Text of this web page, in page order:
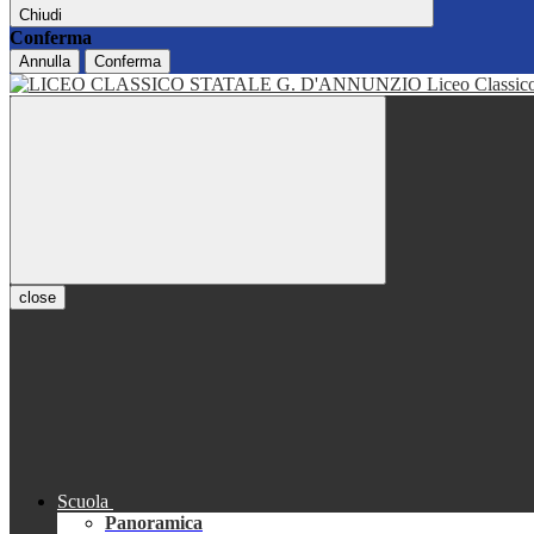
Chiudi
Conferma
Annulla Conferma
Liceo
close
Scuola
Panoramica